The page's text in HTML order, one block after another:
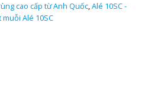
cao cấp từ Anh Quốc,Alé 10SC -
Alé 10SC